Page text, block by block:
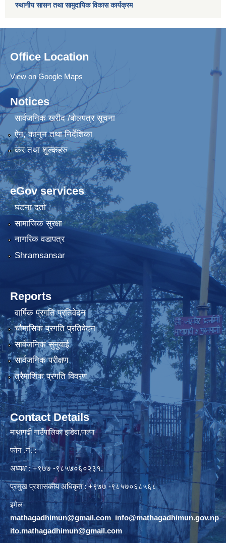
स्थानीय सासन तथा सामुदायिक विकास कार्यक्रम
Office Location
View on Google Maps
Notices
सार्वजनिक खरीद /बोलपत्र सूचना
ऐन, कानुन तथा निर्देशिका
कर तथा शुल्कहरु
eGov services
घटना दर्ता
सामाजिक सुरक्षा
नागरिक वडापत्र
Shramsansar
Reports
वार्षिक प्रगति प्रतिवेदन
चौमासिक प्रगति प्रतिवेदन
सार्वजनिक सुनुवाई
सार्वजनिक परीक्षण
त्रैमाशिक प्रगति विवरण
Contact Details
माथागढी गाउँपालिका झडेवा,पाल्पा
फोन .नं. :
अध्यक्ष : +९७७ -९८५७०६०२३१,
प्रमुख प्रशासकीय अधिकृत : +९७७ -९८५७०६८५६८
इमेल-
mathagadhimun@gmail.com, info@mathagadhimun.gov.np
ito.mathagadhimun@gmail.com